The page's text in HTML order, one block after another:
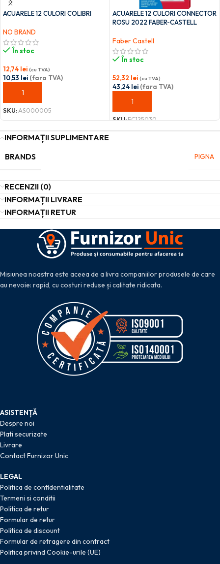
ACUARELE 12 CULORI COLIBRI
NO BRAND
În stoc
12,74 lei (cu TVA)
10,53 lei (fara TVA)
ADAUGĂ ÎN COȘ
SKU:AS000005
ACUARELE 12 CULORI CONNECTOR
ROSU 2022 FABER-CASTELL
Faber Castell
În stoc
52,32 lei (cu TVA)
43,24 lei (fara TVA)
ADAUGĂ ÎN COȘ
SKU:FC125030
INFORMAȚII SUPLIMENTARE
BRANDS
PIGNA
RECENZII (0)
INFORMAȚII LIVRARE
INFORMAȚII RETUR
Misiunea noastra este aceea de a livra companiilor produsele de care
au nevoie: rapid, cu costuri reduse și calitate ridicata.
ASISTENȚĂ
Despre noi
Plati securizate
Livrare
Contact Furnizor Unic
LEGAL
Politica de confidentialitate
Termeni si conditii
Politica de retur
Formular de retur
Politica de discount
Formular de retragere din contract
Politica privind Cookie-urile (UE)